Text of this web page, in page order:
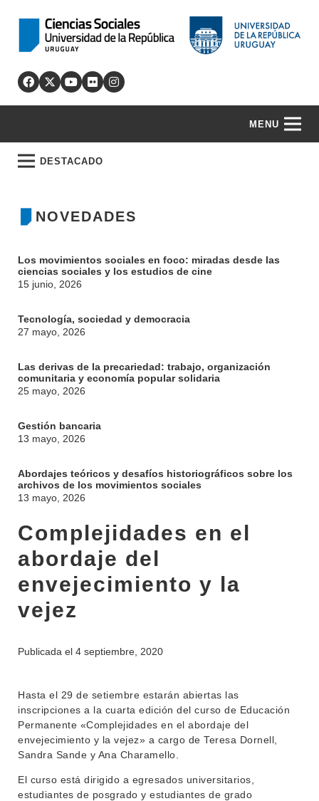
MENU
INSTITUCIONAL
DEPARTAMENTOS
EXTENSIÓN
NOTICIAS
DESTACADO
OFERTA DE GRADO
EDUCACIÓN PERMANENTE
MOVILIDAD ACADÉMICA
BIBLIOTECA
NOVEDADES
Los movimientos sociales en foco: miradas desde las
ciencias sociales y los estudios de cine
15 junio, 2026
Tecnología, sociedad y democracia
27 mayo, 2026
Las derivas de la precariedad: trabajo, organización
comunitaria y economía popular solidaria
25 mayo, 2026
Gestión bancaria
13 mayo, 2026
Abordajes teóricos y desafíos historiográficos sobre los
archivos de los movimientos sociales
13 mayo, 2026
Complejidades en el
abordaje del
envejecimiento y la
vejez
Publicada el 4 septiembre, 2020
Hasta el 29 de setiembre estarán abiertas las
inscripciones a la cuarta edición del curso de Educación
Permanente «Complejidades en el abordaje del
envejecimiento y la vejez» a cargo de Teresa Dornell,
Sandra Sande y Ana Charamello.
El curso está dirigido a egresados universitarios,
estudiantes de posgrado y estudiantes de grado